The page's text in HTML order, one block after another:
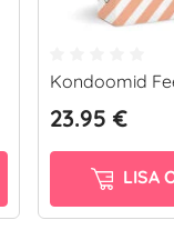
Kondoomid
23.95 €
LISA